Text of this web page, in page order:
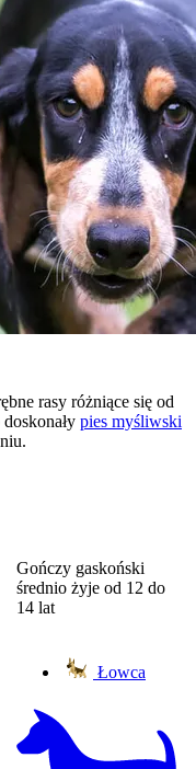
rasy różniące się od
pies myśliwski
Gończy gaskoński
średnio żyje od 12 do
14 lat
Łowca